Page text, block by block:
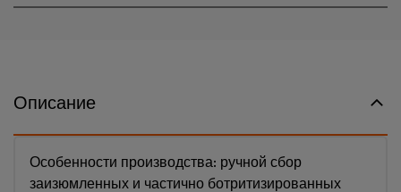
Описание
Особенности производства: ручной сбор
заизюмленных и частично ботритизированных